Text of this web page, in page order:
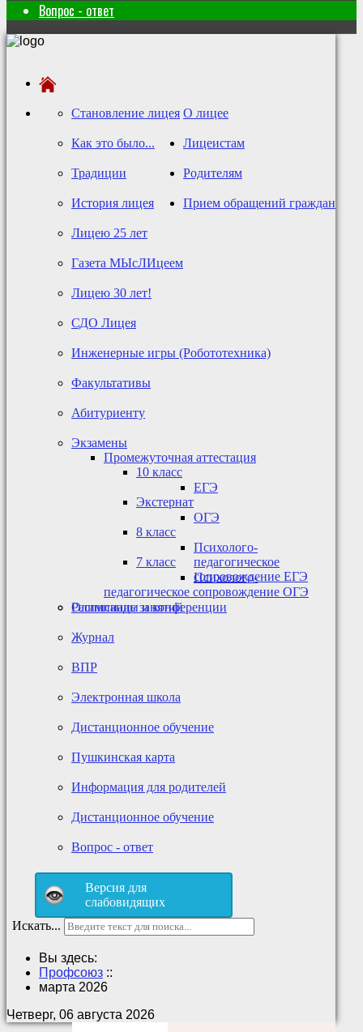
Вопрос - ответ
О лицее
Становление лицея
Как это было...
Традиции
История лицея
Лицею 25 лет
Газета МЫсЛИцеем
Лицею 30 лет!
Лицеистам
СДО Лицея
Инженерные игры (Робототехника)
Факультативы
Абитуриенту
Экзамены
Промежуточная аттестация
10 класс
Экстернат
8 класс
7 класс
ЕГЭ
ОГЭ
Психолого-
педагогическое
сопровождение ЕГЭ
Психолого-
педагогическое сопровождение ОГЭ
Олимпиады и конференции
Расписание занятий
Журнал
ВПР
Электронная школа
Дистанционное обучение
Пушкинская карта
Родителям
Информация для родителей
Дистанционное обучение
Прием обращений граждан
Вопрос - ответ
Версия для
слабовидящих
Искать...
Вы здесь:
Профсоюз ::
марта 2026
Четверг, 06 августа 2026